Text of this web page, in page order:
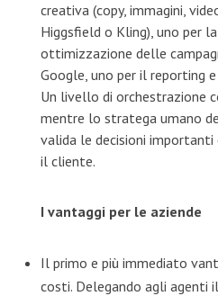
creativa (copy, immagini,
Higgsfield o Kling), uno per
ottimizzazione delle
Google, uno per il reporting
Un livello di orchestrazione
mentre lo stratega umano
valida le decisioni importanti
il cliente.
I vantaggi per le aziende
Il primo e più immediato
costi. Delegando agli agenti